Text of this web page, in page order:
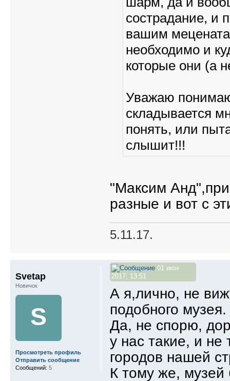
сострадание, и
вашим
необходимо и
которые они (а
Уважаю
складывается
понять, или
слышит!!!
"Максим
разные и вот с
5.11.17.
01 июн
2017, 13:51
А я,лично, не
подобного музея.
Да, не спорю,
у нас такие, и не
городов нашей
К тому же, музей
Svetap
Новичок
S
Просмотреть профиль
Отправить сообщение
Сообщений: 5